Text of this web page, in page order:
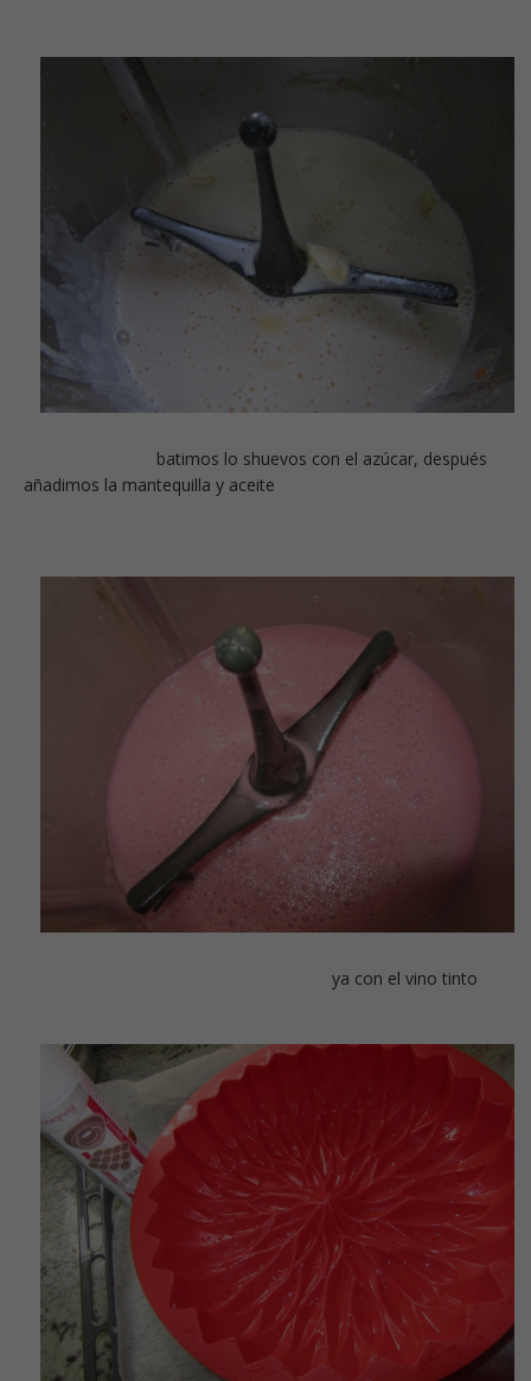
batimos lo shuevos con el azúcar, después
añadimos la mantequilla y aceite
ya con el vino tinto